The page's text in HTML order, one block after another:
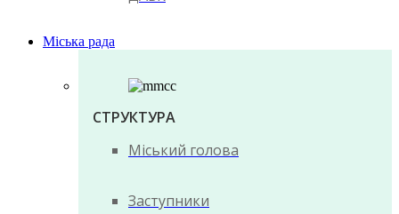
Міська рада
СТРУКТУРА
Міський голова
Заступники